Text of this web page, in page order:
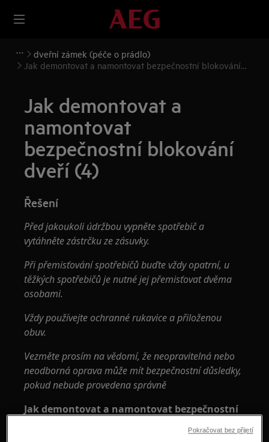
dveřní zámek (péče o prádlo)
Jak demontovat a namontovat bezpečnostní blokování
Jak demontovat a
namontovat
bezpečnostní blokování
dveří (4)
Řešení
Před jakoukoli údržbou vypněte spotřebič a
vytáhněte zástrčku ze zásuvky.
Při přemisťování spotřebičů buďte vždy opatrní, u
těžkých spotřebičů je nutné jej přemisťovat dvěma
osobami.
Vždy používejte ochranné rukavice a přiloženou
obuv.
Vezměte prosím na vědomí, že neopravitelná nebo
neodborná oprava může mít bezpečnostní důsledky,
pokud nebude provedena správně
Jak demontovat a namontovat bezpečnostní
Pokračovat bez přijetí